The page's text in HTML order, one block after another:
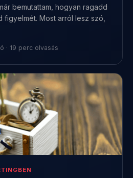
bemutattam, hogyan ragadd
Most arról lesz szó,
· 19 perc olvasás